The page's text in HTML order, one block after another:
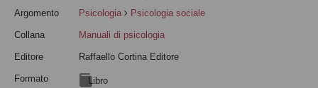
Argomento Psicologia Psicologia sociale
Collana Manuali di psicologia
Editore Raffaello Cortina Editore
Formato Libro